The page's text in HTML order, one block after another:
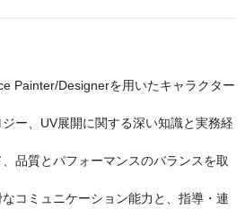
Painter/Designerを用いたキャラクター
ー、UV展開に関する深い知識と実務経
品質とパフォーマンスのバランスを取
コミュニケーション能力と、指導・連